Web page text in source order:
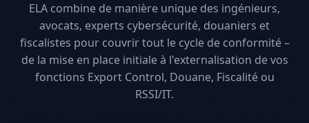
ELA combine de manière unique des ingénieurs,
avocats, experts cybersécurité, douaniers et
fiscalistes pour couvrir tout le cycle de conformité –
de la mise en place initiale à l'externalisation de vos
fonctions Export Control, Douane, Fiscalité ou
RSSI/IT.